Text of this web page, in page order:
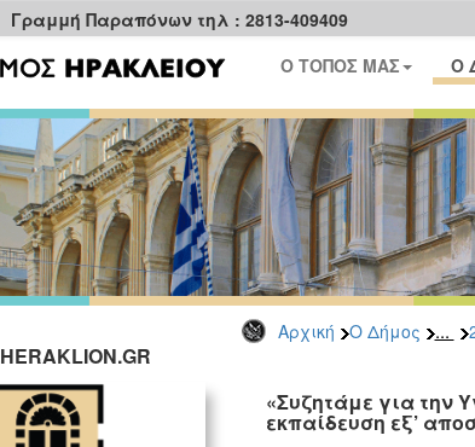
Γραμμή Παραπόνων τηλ : 2813-409409
Ο ΤΟΠΟΣ ΜΑΣ Ο
Αρχική Ο Δήμος ...
«Συζητάμε για την
εκπαίδευση εξ’